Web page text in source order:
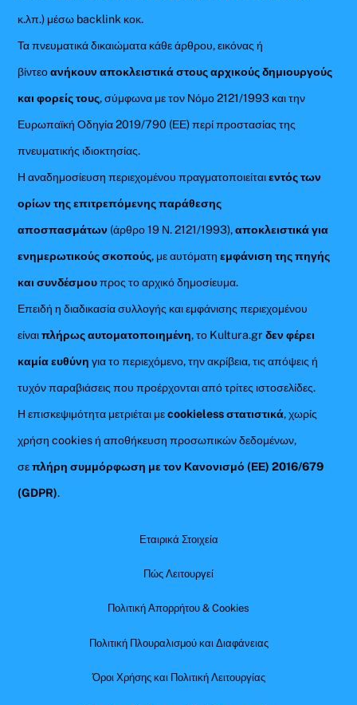
κ.λπ.) μέσω backlink κοκ.
Τα πνευματικά δικαιώματα κάθε άρθρου, εικόνας ή
βίντεοανήκουν αποκλειστικά στους αρχικούς δημιουργούς
και φορείς τους, σύμφωνα με τον Νόμο 2121/1993 και την
Ευρωπαϊκή Οδηγία 2019/790 (ΕΕ) περί προστασίας της
πνευματικής ιδιοκτησίας.
Η αναδημοσίευση περιεχομένου πραγματοποιείταιεντός των
ορίων της επιτρεπόμενης παράθεσης
αποσπασμάτων (άρθρο 19 Ν. 2121/1993),αποκλειστικά για
ενημερωτικούς σκοπούς, με αυτόματηεμφάνιση της πηγής
και συνδέσμουπρος το αρχικό δημοσίευμα.
Επειδή η διαδικασία συλλογής και εμφάνισης περιεχομένου
είναιπλήρως αυτοματοποιημένη, το Kultura.grδεν φέρει
καμία ευθύνη για το περιεχόμενο, την ακρίβεια, τις απόψεις ή
τυχόν παραβιάσεις που προέρχονται από τρίτες ιστοσελίδες.
Η επισκεψιμότητα μετριέται μεcookieless στατιστικά, χωρίς
χρήση cookies ή αποθήκευση προσωπικών δεδομένων,
σεπλήρη συμμόρφωση με τον Κανονισμό (ΕΕ) 2016/679
(GDPR).
Εταιρικά Στοιχεία
Πώς Λειτουργεί
Πολιτική Απορρήτου & Cookies
Πολιτική Πλουραλισμού και Διαφάνειας
Όροι Χρήσης και Πολιτική Λειτουργίας